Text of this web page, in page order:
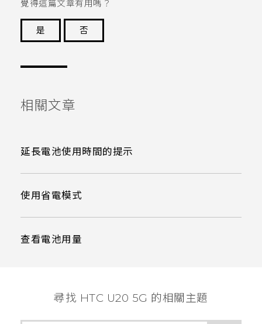
覺得這篇文章有用嗎？
是
否
相關文章
延長電池使用時間的提示
使用省電模式
查看電池用量
尋找 ‎HTC U20 5G 的相關主題